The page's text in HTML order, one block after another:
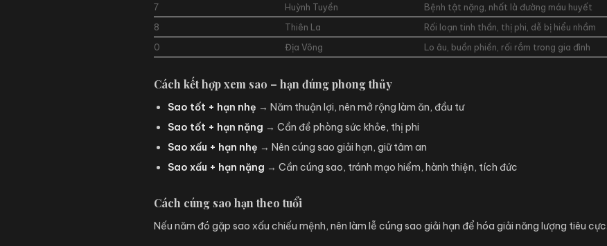
7
Huỳnh Tuyền
Bệnh tật nặng, nhất là đường máu huyết
8
Thiên La
Rối loạn tinh thần, thị phi, dễ bị hiểu nhầm
0
Địa Võng Lo âu, buồn phiền, rối rắm trong gia đình
Cách kết hợp xem sao – hạn đúng phong thủy
Sao tốt + hạn nhẹ → Năm thuận lợi, nên mở rộng làm ăn, đầu tư
Sao tốt + hạn nặng → Cần đề phòng sức khỏe, thị phi
Sao xấu + hạn nhẹ → Nên cúng sao giải hạn, giữ tâm an
Sao xấu + hạn nặng → Cần cúng sao, tránh mạo hiểm, hành thiện, tích đức
Cách cúng sao hạn theo tuổi
Nếu năm đó gặp sao xấu chiếu mệnh, nên làm lễ cúng sao giải hạn để hóa giải năng lượng tiêu